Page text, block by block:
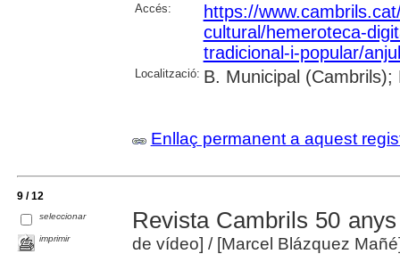
Accés:
https://
cultural/hemeroteca-
tradicional-i-popular/
Localització: B. Municipal
Enllaç permanent a aquest
9 / 12
seleccionar
imprimir
Revista Cambrils 50
de vídeo] / [Marcel Blázquez